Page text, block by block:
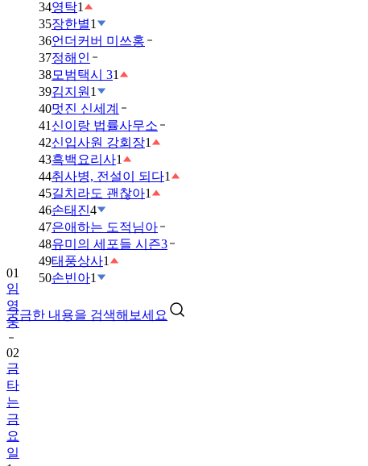
34영탁1
35장한별1
36언더커버 미쓰홍
37정해인
38모범택시 31
39김지원 1
40멋진 신세계
41 신이랑 법률사무소
42신입사원 강회장1
43흑백요리사1
44취사병, 전설이 되다1
45길치라도 괜찮아1
46손태진4
47은애하는 도적님아
48유미의 세포들 시즌3
49태풍상사1
50손빈아1
궁금한 내용을 검색해보세요
01
임
영
웅
02
금
타
는
금
요
일